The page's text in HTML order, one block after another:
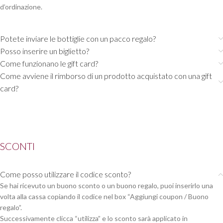
d’ordinazione.
Potete inviare le bottiglie con un pacco regalo?
Posso inserire un biglietto?
Come funzionano le gift card?
Come avviene il rimborso di un prodotto acquistato con una gift
card?
SCONTI
Come posso utilizzare il codice sconto?
Se hai ricevuto un buono sconto o un buono regalo, puoi inserirlo una
volta alla cassa copiando il codice nel box “Aggiungi coupon / Buono
regalo”.
Successivamente clicca “utilizza” e lo sconto sarà applicato in